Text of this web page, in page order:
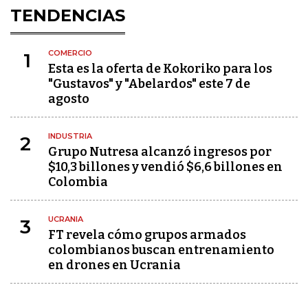
TENDENCIAS
1 COMERCIO
Esta es la oferta de Kokoriko para los
"Gustavos" y "Abelardos" este 7 de
agosto
2 INDUSTRIA
Grupo Nutresa alcanzó ingresos por
$10,3 billones y vendió $6,6 billones en
Colombia
3 UCRANIA
FT revela cómo grupos armados
colombianos buscan entrenamiento
en drones en Ucrania